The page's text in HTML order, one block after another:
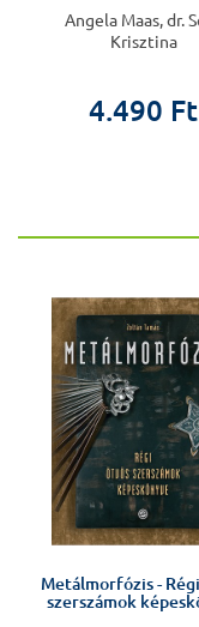
Angela Maas, dr.
Krisztina
4.490 Ft
Metálmorfózis -
szerszámok